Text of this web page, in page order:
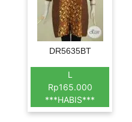
DR5635BT
L
Rp165.000
***HABIS***